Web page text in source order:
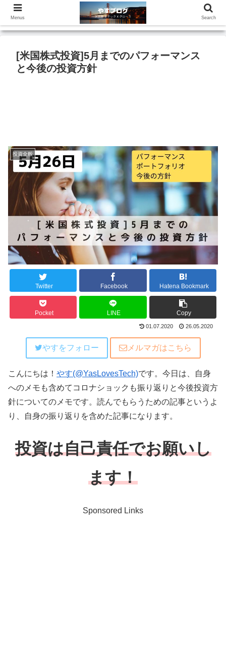
[米国株式投資]5月までのパフォーマンス
と今後の投資方針
投資全般
Twitter Facebook Hatena Bookmark
Pocket LINE Copy
01.07.2020 26.05.2020
やすをフォロー メルマガはこちら
こんにちは！ やす(@YasLovesTech)です。今日は、自身
へのメモも含めてコロナショックも振り返りと今後投資方
針についてのメモです。読んでもらうための記事というよ
り、自身の振り返りを含めた記事になります。
投資は自己責任でお願いし
ます！
Sponsored Links
Menus Search